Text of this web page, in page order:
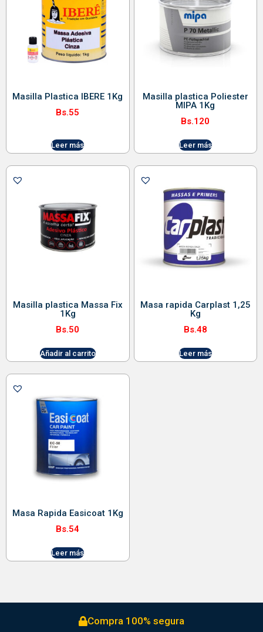
Masilla Plastica IBERE 1Kg
Bs.55
Leer más
Masilla plastica Poliester
MIPA 1Kg
Bs.120
Leer más
Masilla plastica Massa Fix
1Kg
Bs.50
Añadir al carrito
Masa rapida Carplast 1,25
Kg
Bs.48
Leer más
Masa Rapida Easicoat 1Kg
Bs.54
Leer más
Compra 100% segura